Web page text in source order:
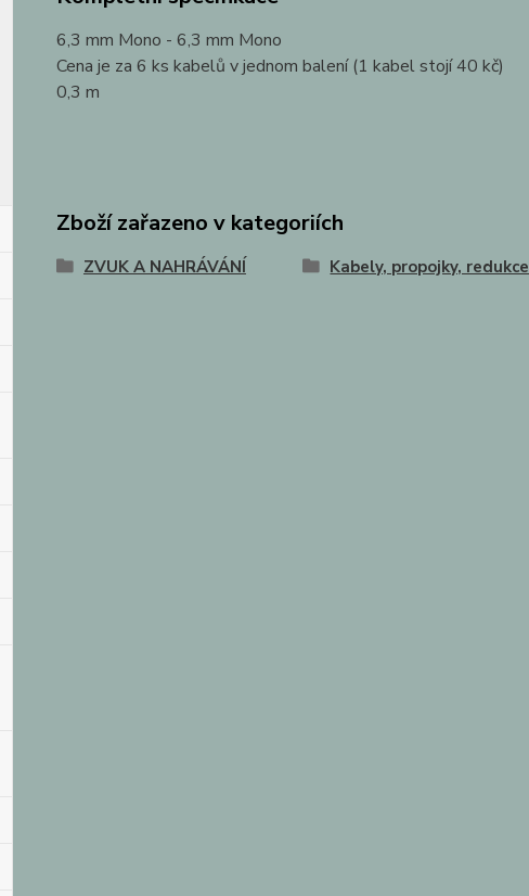
6,3 mm Mono - 6,3 mm Mono
Cena je za 6 ks kabelů v jednom balení (1 kabel stojí 40 kč)
0,3 m
Zboží zařazeno v kategoriích
ZVUK A NAHRÁVÁNÍ Kabely, propojky, redukce